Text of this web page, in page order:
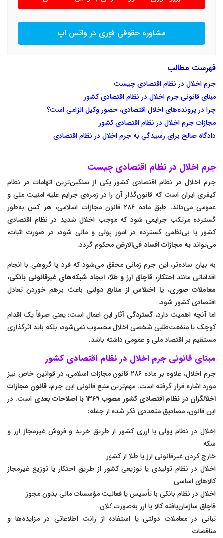
مشاوره حقوقی فوری در واتس اپ
فهرست مطالب
جرم اخلال در نظام اقتصادی چیست
مبنای قانونی جرم اخلال در نظام اقتصادی کشور
چرا در پرونده‌های اخلال اقتصادی، حضور وکیل الزامی است؟
مجازات جرم اخلال در نظام اقتصادی کشور
دادگاه صالح برای رسیدگی به جرم اخلال در نظام اقتصادی
جرم اخلال در نظام اقتصادی چیست
جرم اخلال در نظام اقتصادی کشور یکی از سنگین‌ترین اتهامات در نظام
کیفری ایران است که قانون‌گذار آن را در زمره‌ی جرایم علیه امنیت ملی و
عمومی می‌داند. طبق ماده ۲۸۶ قانون مجازات اسلامی، هر کس به‌طور
گسترده مرتکب جرایمی شود که موجب اخلال شدید در نظام اقتصادی
کشور یا بی‌نظمی گسترده در امور پولی و مالی شود، در صورت اثبات،
می‌تواندبه مجازات افساد فی‌الارض محکوم گردد.
به بیان ساده‌تر، این جرم زمانی محقق می‌شود که فرد یا گروهی با انجام
اقداماتی ماننداحتکار، قاچاق ارز و طلا، ایجاد شبکه‌های غیرقانونی بانکی،
معاملات صوری، یا اختلاس از منابع دولتی باعث برهم خوردن تعادل
اقتصادی کشور شود.
اما آنچه اهمیت دارد،گستردگی آثار این اعمال است؛ یعنی صرفاً یک اقدام
کوچک یا منفعت‌طلبی شخصی اخلال محسوب نمی‌شود، بلکه باید اثرگذاری
مستقیم بر اقتصاد ملی و عمومی داشته باشد.
مبنای قانونی جرم اخلال در نظام اقتصادی کشور
جرم اخلال، علاوه بر ماده ۲۸۶ قانون مجازات اسلامی، در قوانین خاص نیز
مورد اشاره قرار گرفته است. مهم‌ترین منبع قانونی این جرم، قانون مجازات
اخلالگران در نظام اقتصادی کشور مصوب ۱۳۶۹ با اصلاحات بعدی
است. در
این قانون، مصادیق متعددی ذکر شده از جمله:
اخلال در نظام پولی یا ارزی کشور از طریق خرید و فروش غیرمجاز ارز و
سکه
خارج کردن غیرقانونی ارز یا طلا از کشور
اخلال در نظام تولیدی یا توزیعی کشور از طریق احتکار یا توزیع غیرمجاز
کالاهای اساسی
اخلال در نظام بانکی با تأسیس یا فعالیت مؤسسات مالی بدون مجوز
قاچاق سازمان‌یافته کالا یا ارز به‌صورت کلان
تبانی در معاملات دولتی یا استفاده از رانت اطلاعاتی در مزایده‌ها و
مناقصات